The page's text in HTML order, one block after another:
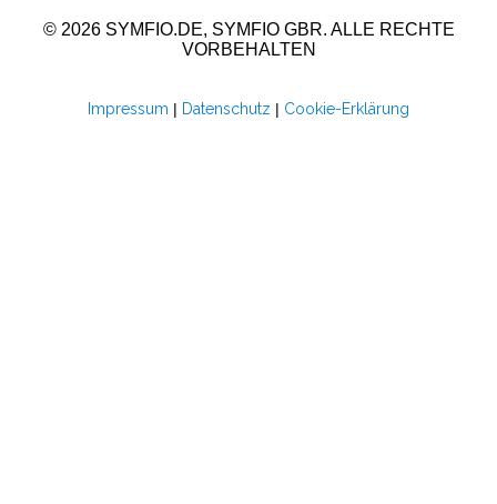
© 2026 SYMFIO.DE, SYMFIO GBR. ALLE RECHTE
VORBEHALTEN
Impressum | Datenschutz | Cookie-Erklärung